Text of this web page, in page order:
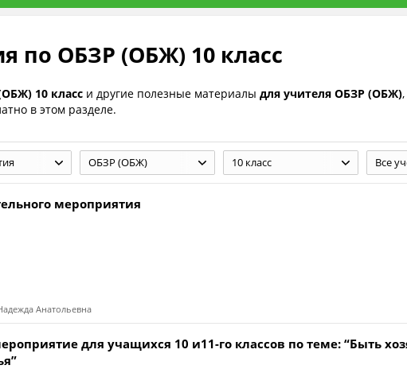
по ОБЗР (ОБЖ) 10 класс
10 класс и другие полезные материалы для учителя ОБЗР (ОБЖ)
в этом разделе.
ОБЗР (ОБЖ) 10 класс Все
мероприятия
Анатольевна
для учащихся 10 и11-го классов по теме: “Быть